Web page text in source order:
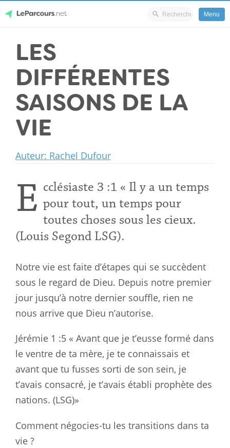
content
LeParcours.net
Menu
LES
DIFFÉRENTES
SAISONS DE LA
VIE
Auteur: Rachel Dufour
E cclésiaste 3 :1 « Il y a un temps
pour tout, un temps pour
toutes choses sous les cieux.
(Louis Segond LSG).
Notre vie est faite d’étapes qui se succèdent
sous le regard de Dieu. Depuis notre premier
jour jusqu’à notre dernier souffle, rien ne
nous arrive que Dieu n’autorise.
Jérémie 1 :5 « Avant que je t’eusse formé dans
le ventre de ta mère, je te connaissais et
avant que tu fusses sorti de son sein, je
t’avais consacré, je t’avais établi prophète des
nations. (LSG)»
Comment négocies-tu les transitions dans ta
vie ?